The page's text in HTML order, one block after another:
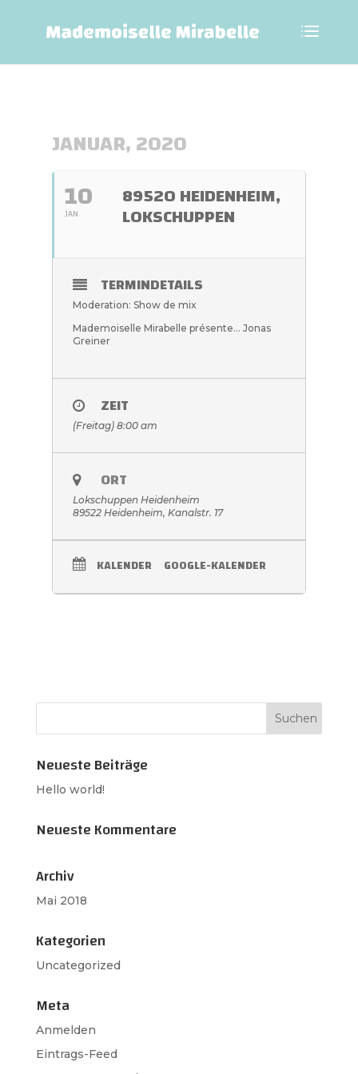
JANUAR, 2020
10
JAN
89520 HEIDENHEIM,
LOKSCHUPPEN
TERMINDETAILS
Moderation: Show de mix
Mademoiselle Mirabelle présente… Jonas
Greiner
ZEIT
(Freitag) 8:00 am
ORT
Lokschuppen Heidenheim
89522 Heidenheim, Kanalstr. 17
KALENDER GOOGLE-KALENDER
Neueste Beiträge
Hello world!
Neueste Kommentare
Archiv
Mai 2018
Kategorien
Uncategorized
Meta
Anmelden
Eintrags-Feed